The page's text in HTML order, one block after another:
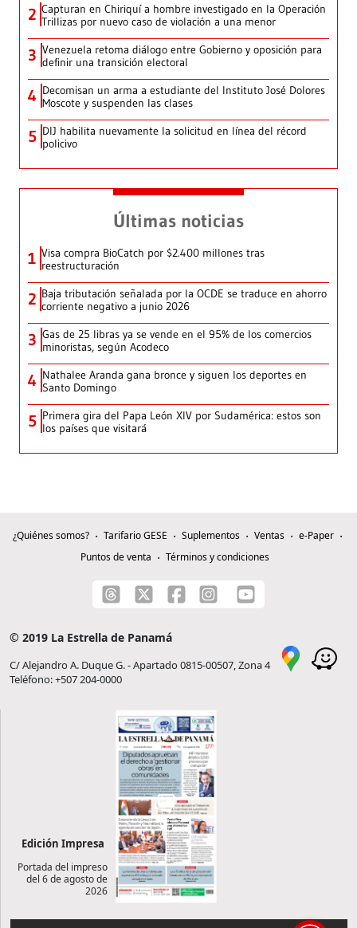
2 Capturan en Chiriquí a hombre investigado en la Operación
Trillizas por nuevo caso de violación a una menor
3 Venezuela retoma diálogo entre Gobierno y oposición para
definir una transición electoral
4 Decomisan un arma a estudiante del Instituto José Dolores
Moscote y suspenden las clases
5 DIJ habilita nuevamente la solicitud en línea del récord
policivo
Últimas noticias
1 Visa compra BioCatch por $2.400 millones tras
reestructuración
2 Baja tributación señalada por la OCDE se traduce en ahorro
corriente negativo a junio 2026
3 Gas de 25 libras ya se vende en el 95% de los comercios
minoristas, según Acodeco
4 Nathalee Aranda gana bronce y siguen los deportes en
Santo Domingo
5 Primera gira del Papa León XIV por Sudamérica: estos son
los países que visitará
¿Quiénes somos? Tarifario GESE Suplementos Ventas
e-Paper
Puntos de venta
Términos y condiciones
© 2019 La Estrella de Panamá
C/ Alejandro A. Duque G. - Apartado 0815-00507, Zona 4
Teléfono: +507 204-0000
Edición Impresa
Portada del impreso
del 6 de agosto de
2026